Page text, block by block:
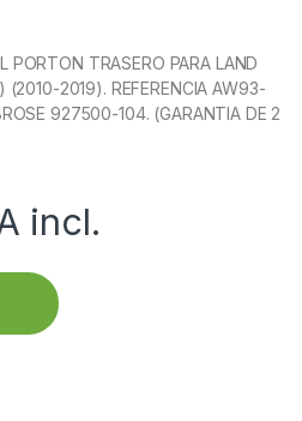
PORTON TRASERO PARA LAND
(2010-2019). REFERENCIA AW93-
927500-104. (GARANTIA DE 2
incl.